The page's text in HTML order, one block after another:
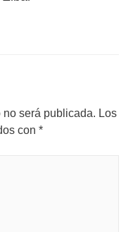
será publicada. Los
con *